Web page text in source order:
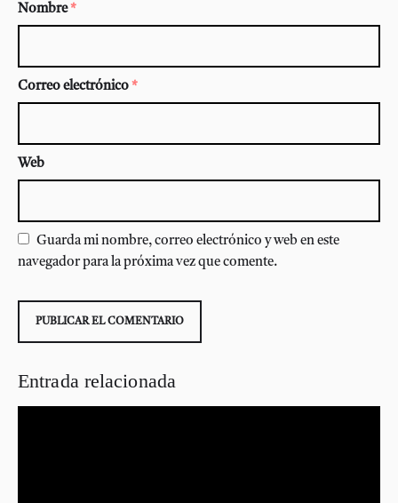
Nombre*
Correo electrónico *
Web
Guarda mi nombre, correo electrónico y web en este
navegador para la próxima vez que comente.
Entrada relacionada